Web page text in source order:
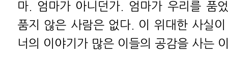
마. 엄마가 아니던가. 엄마가 우리를 품
품지 않은 사람은 없다. 이 위대한 사실
너의 이야기가 많은 이들의 공감을 사는